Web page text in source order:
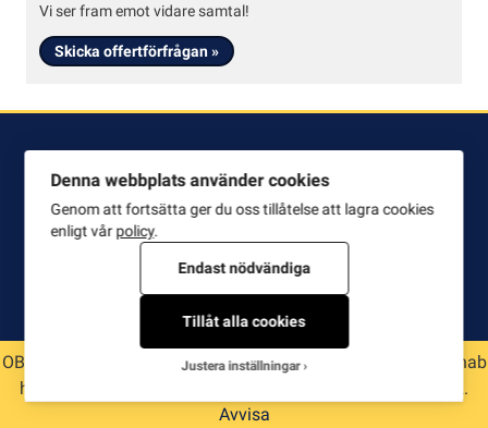
Vi ser fram emot vidare samtal!
Skicka offertförfrågan »
Hamnab Sjöentreprenader AB
Besöksadress: Skyttevägen 13 C
186 91 Vallentuna
Stockholm 08-723 10 80
OBS! Alla priser i butiken är exklusive moms och frakt. Hamnab
har stängt v 28-32, lagda beställningar levereras efter v 32.
Avvisa
Denna webbplats använder cookies
Genom att fortsätta ger du oss tillåtelse att lagra cookies
enligt vårpolicy.
Endast nödvändiga
Tillåt alla cookies
Justera inställningar